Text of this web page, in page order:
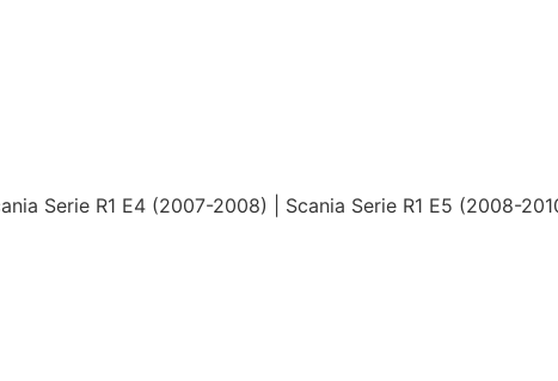
Serie R1 E4 (2007-2008) | Scania Serie R1 E5 (2008-